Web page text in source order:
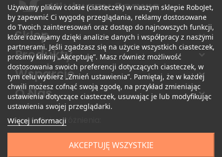
Sklep
Produkty
Wsparcie
O Nas
Używamy plików cookie (ciasteczek) w naszym sklepie RoboJet,
by zapewnić Ci wygodę przeglądania, reklamy dostosowane
do Twoich zainteresowań oraz dostęp do najnowszych funkcji,
które rozwijamy dzięki analizie danych i współpracy z naszymi
partnerami. Jeśli zgadzasz się na użycie wszystkich ciasteczek,
prosimy kliknij „Akceptuję”. Masz również możliwość
dostosowania swoich preferencji dotyczących ciasteczek, w
tym celu wybierz „Zmień ustawienia”. Pamiętaj, że w każdej
chwili możesz cofnąć swoją zgodę, na przykład zmieniając
ustawienia dotyczące ciasteczek, usuwając je lub modyfikując
ustawienia swojej przeglądarki.
Więcej informacji
AKCEPTUJĘ WSZYSTKIE
Nagrody i wyróżnienia: